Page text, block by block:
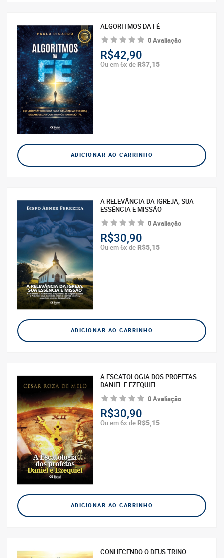
ALGORITMOS DA FÉ
0 Avaliação
R$42,90
Ou em 6x de R$7,15
ADICIONAR AO CARRINHO
A RELEVÂNCIA DA IGREJA, SUA
ESSÊNCIA E MISSÃO
0 Avaliação
R$30,90
Ou em 6x de R$5,15
ADICIONAR AO CARRINHO
A ESCATOLOGIA DOS PROFETAS
DANIEL E EZEQUIEL
0 Avaliação
R$30,90
Ou em 6x de R$5,15
ADICIONAR AO CARRINHO
CONHECENDO O DEUS TRINO